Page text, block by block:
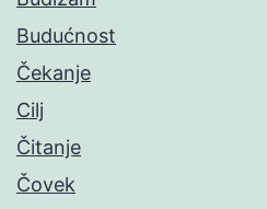
Budućnost
Čekanje
Cilj
Čitanje
Čovek